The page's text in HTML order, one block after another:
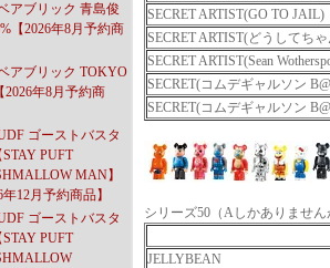
アブリック 青島俊
【2026年8月予約商
アブリック TOKYO
2026年8月予約商
ゴーストバスタ
PUFT
MAN】
年12月予約商品】
ゴーストバスタ
PUFT
SECRET ARTIST(GO TO JAIL)
SECRET ARTIST(どうしてち
SECRET ARTIST(Sean
SECRET(コムデギャルソン
SECRET(コムデギャルソン
シリーズ50（Aしかありませ
JELLYBEAN